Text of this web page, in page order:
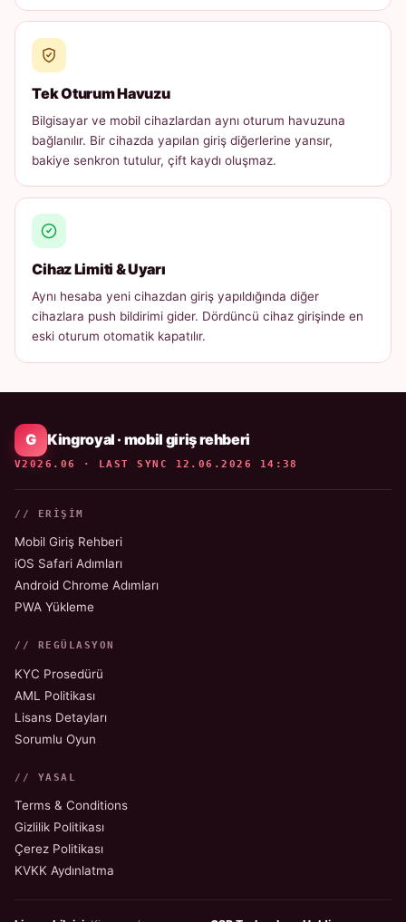
Tek Oturum Havuzu
Bilgisayar ve mobil cihazlardan aynı oturum havuzuna
bağlanılır. Bir cihazda yapılan giriş diğerlerine yansır,
bakiye senkron tutulur, çift kaydı oluşmaz.
Cihaz Limiti & Uyarı
Aynı hesaba yeni cihazdan giriş yapıldığında diğer
cihazlara push bildirimi gider. Dördüncü cihaz girişinde en
eski oturum otomatik kapatılır.
Kingroyal · mobil giriş rehberi
V2026.06 · LAST SYNC 12.06.2026 14:38
// ERIŞIM
Mobil Giriş Rehberi
iOS Safari Adımları
Android Chrome Adımları
PWA Yükleme
// REGÜLASYON
KYC Prosedürü
AML Politikası
Lisans Detayları
Sorumlu Oyun
// YASAL
Terms & Conditions
Gizlilik Politikası
Çerez Politikası
KVKK Aydınlatma